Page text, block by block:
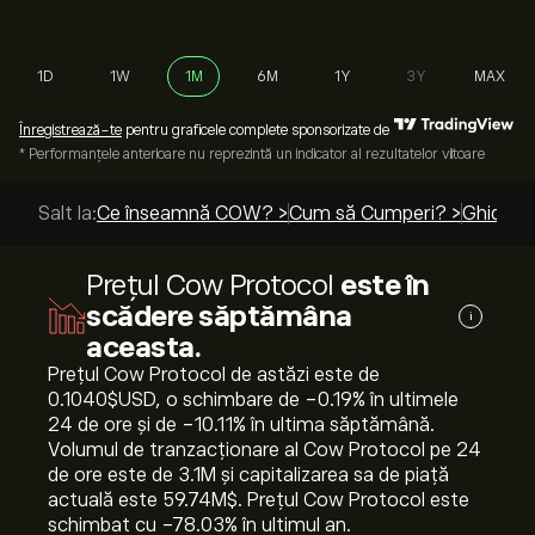
1D 1W 1M 6M 1Y 3Y MAX
Înregistrează-te pentru graficele complete sponsorizate de
* Performanțele anterioare nu reprezintă un indicator al rezultatelor viitoare
Salt la:Ce înseamnă COW? >Cum să Cumperi? >Ghiduri
Prețul Cow Protocol este în
scădere săptămâna
aceasta.
i
Prețul Cow Protocol de astăzi este de
0.1040‎$‎USD, o schimbare de ‎-0.19‎% în ultimele
24 de ore și de ‎-10.11‎% în ultima săptămână.
Volumul de tranzacționare al Cow Protocol pe 24
de ore este de 3.1M și capitalizarea sa de piață
actuală este 59.74M‎$‎. Prețul Cow Protocol este
schimbat cu ‎-78.03‎% în ultimul an.